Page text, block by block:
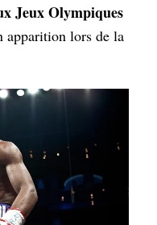
Jeux Olympiques
apparition lors de la